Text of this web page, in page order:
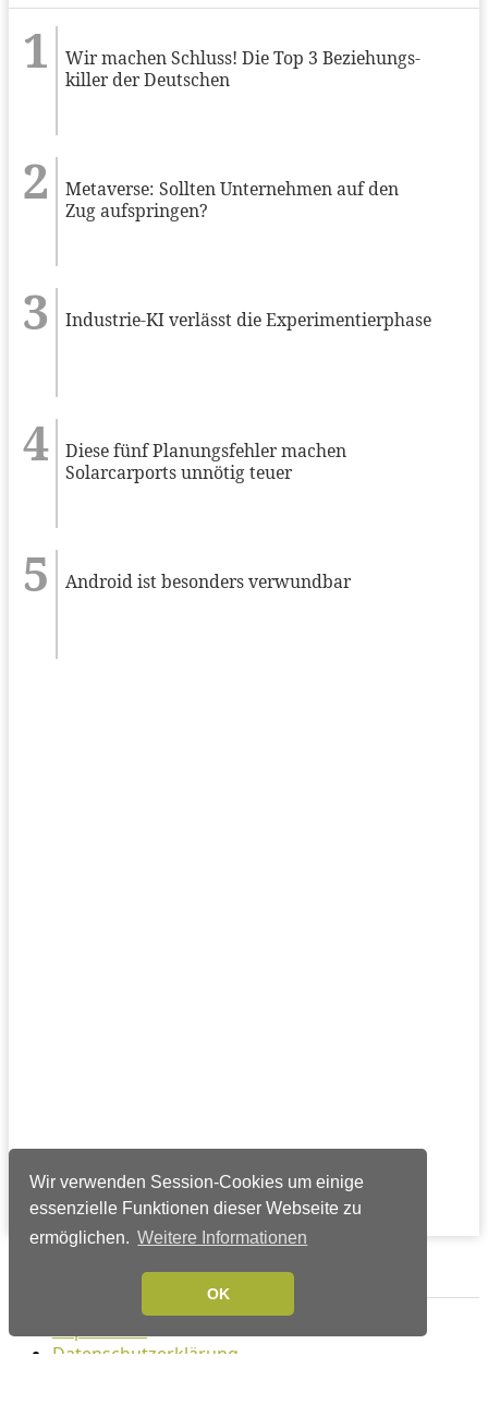
Wir verwenden Session-Cookies um einige
essenzielle Funktionen dieser Webseite zu
ermöglichen. Weitere Informationen
OK
Wir machen Schluss! Die Top 3 Beziehungs-
killer der Deutschen
Metaverse: Sollten Unternehmen auf den
Zug aufspringen?
Industrie-KI verlässt die Experimentierphase
Diese fünf Planungsfehler machen
Solarcarports unnötig teuer
Android ist besonders verwundbar
Verlags-Service
Datenschutzerklärung